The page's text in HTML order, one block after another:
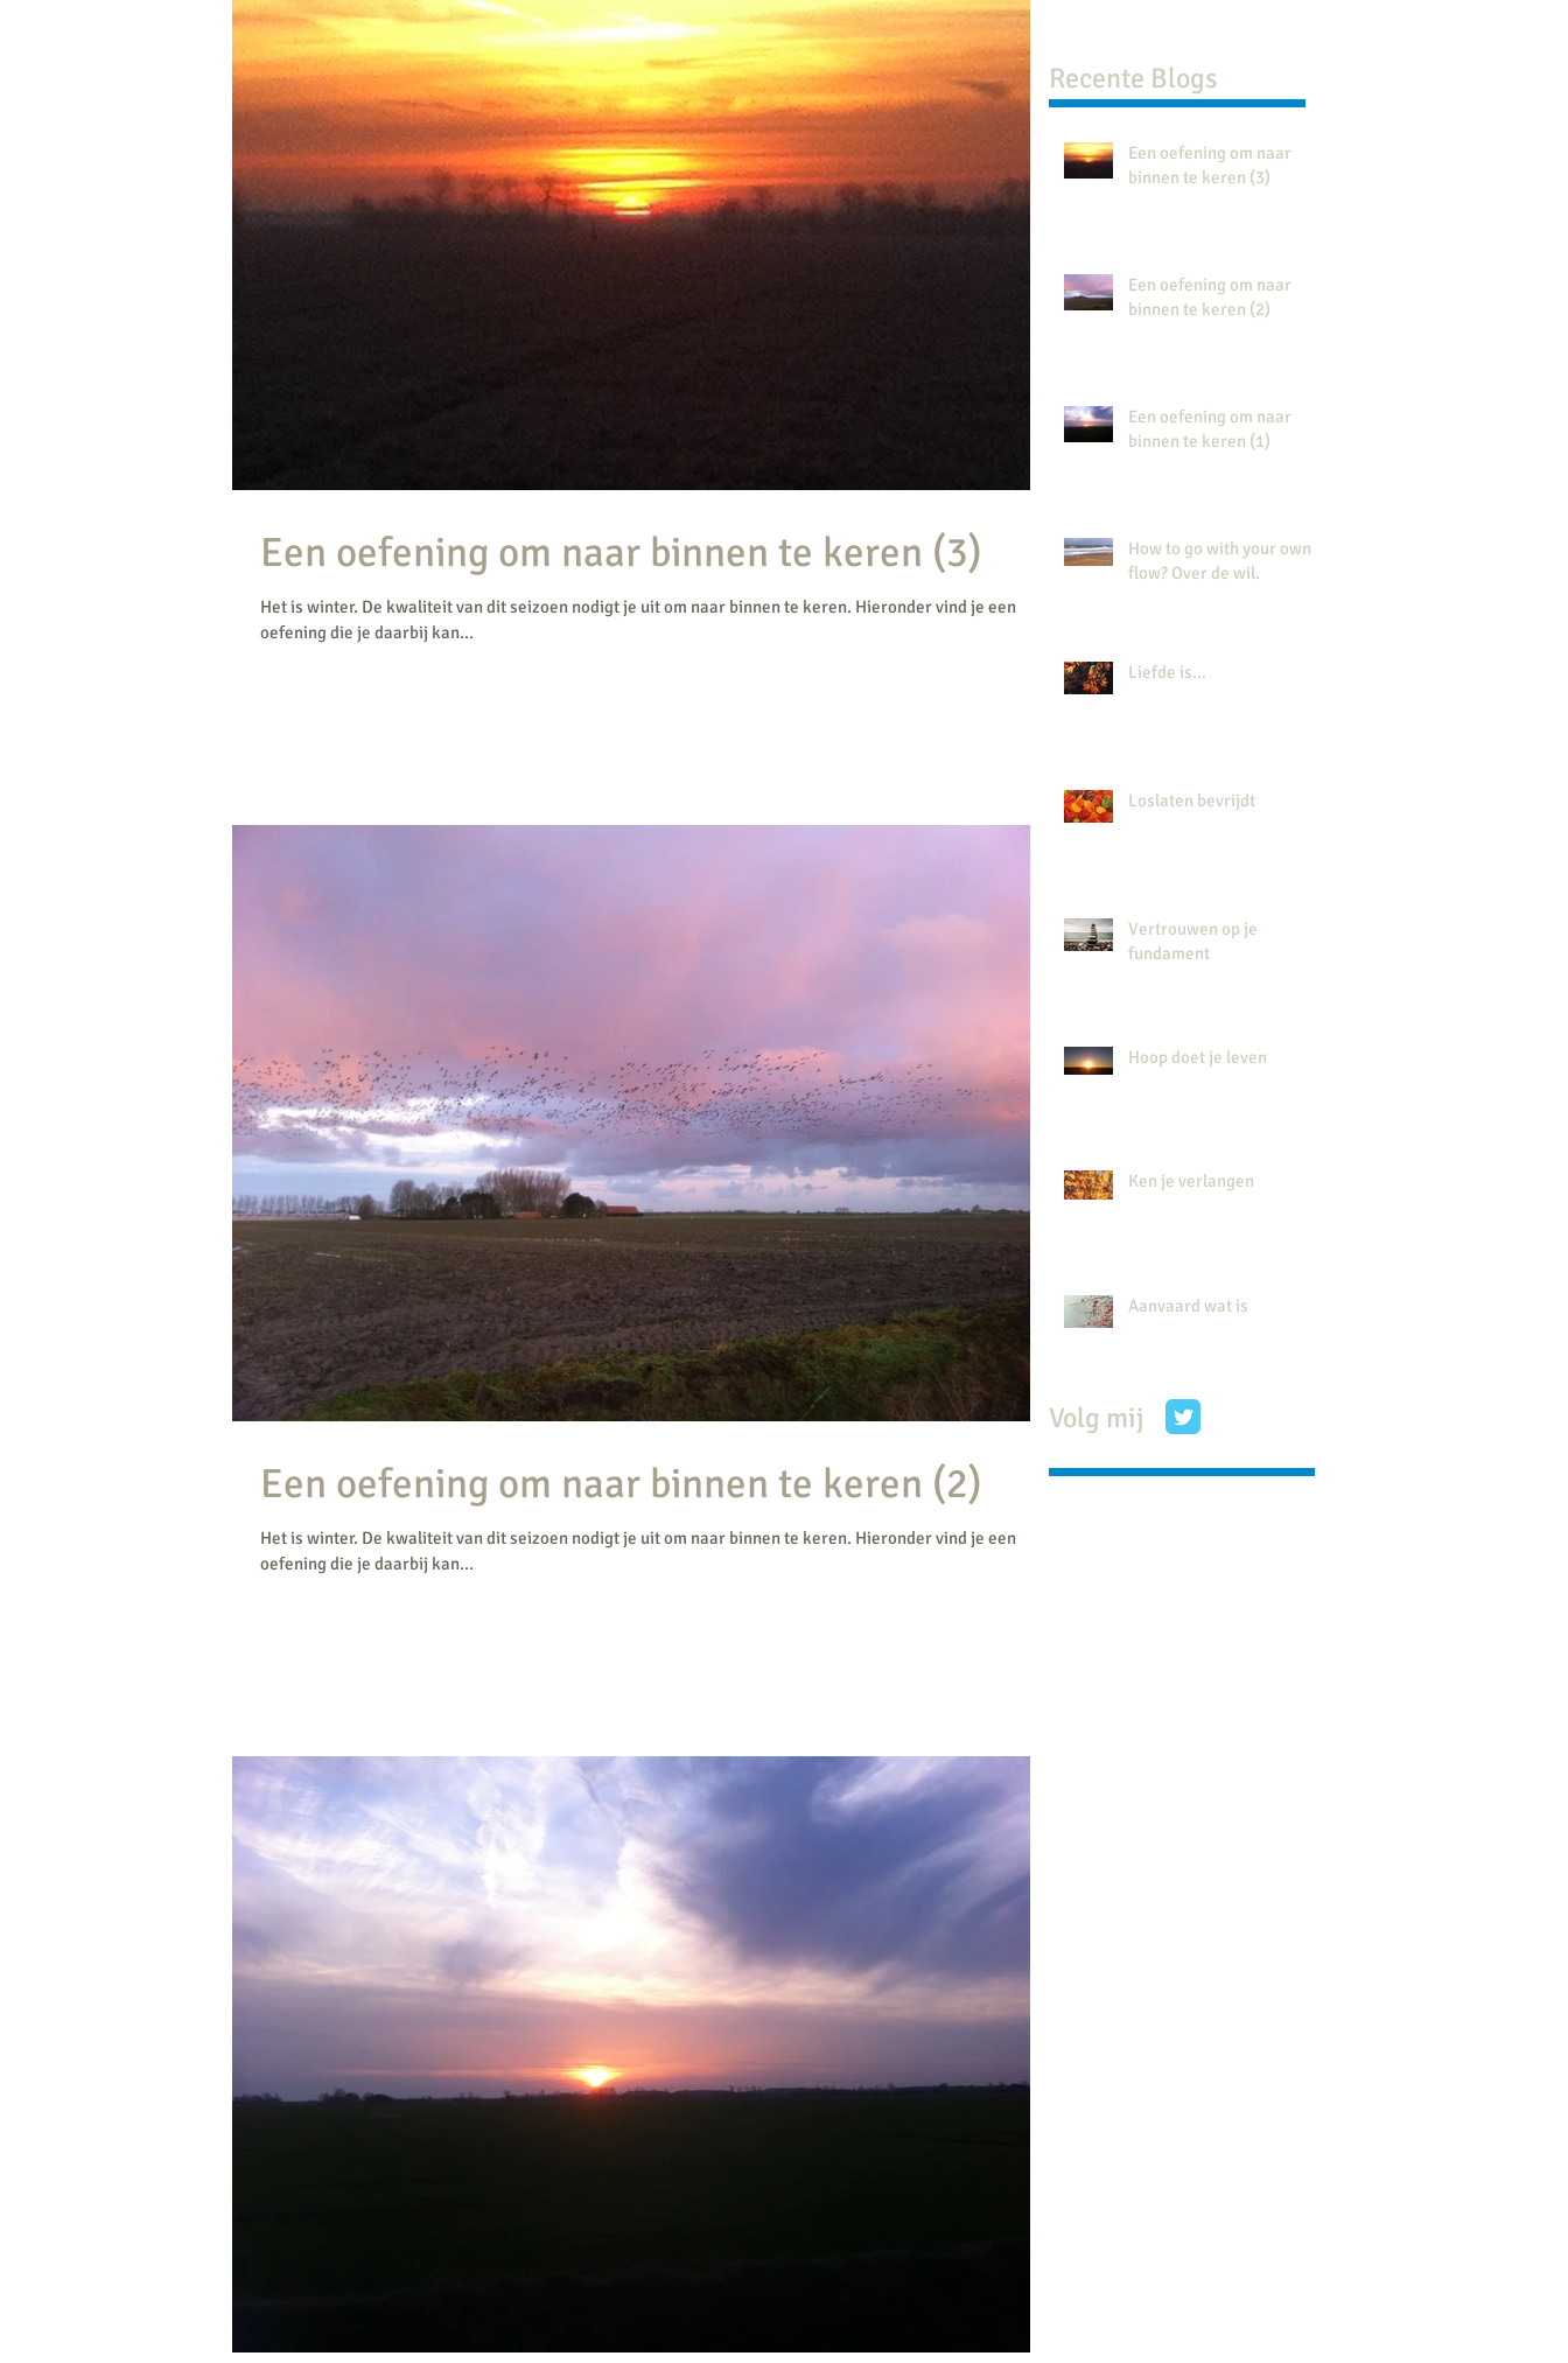
Een oefening om naar binnen te keren (3)
Het is winter. De kwaliteit van dit seizoen nodigt je uit om naar binnen te keren. Hieronder vind je een
oefening die je daarbij kan...
Een oefening om naar binnen te keren (2)
Het is winter. De kwaliteit van dit seizoen nodigt je uit om naar binnen te keren. Hieronder vind je een
oefening die je daarbij kan...
Recente Blogs
Een oefening om naar
binnen te keren (3)
Een oefening om naar
binnen te keren (2)
Een oefening om naar
binnen te keren (1)
How to go with your own
flow? Over de wil.
Liefde is...
Loslaten bevrijdt
Vertrouwen op je
fundament
Hoop doet je leven
Ken je verlangen
Aanvaard wat is
Volg mij